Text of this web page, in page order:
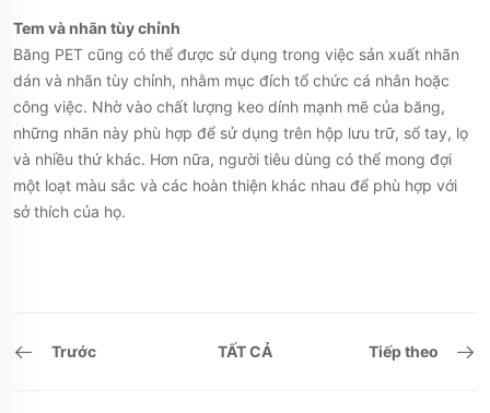
Tem và nhãn tùy chỉnh
Băng PET cũng có thể được sử dụng trong việc sản xuất nhãn
dán và nhãn tùy chỉnh, nhằm mục đích tổ chức cá nhân hoặc
công việc. Nhờ vào chất lượng keo dính mạnh mẽ của băng,
những nhãn này phù hợp để sử dụng trên hộp lưu trữ, sổ tay, lọ
và nhiều thứ khác. Hơn nữa, người tiêu dùng có thể mong đợi
một loạt màu sắc và các hoàn thiện khác nhau để phù hợp với
sở thích của họ.
Trước TẤT CẢ Tiếp theo